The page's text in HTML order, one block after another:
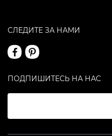
СЛЕДИТЕ ЗА НАМИ
ПОДПИШИТЕСЬ НА НАС